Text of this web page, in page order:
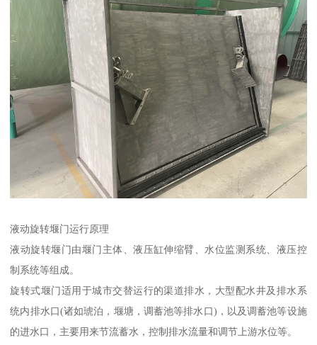
液动旋转堰门运行原理
液动旋转堰门由堰门主体、液压缸伸缩臂、水位监测系统、液压控
制系统等组成。
旋转式堰门适用于城市交替运行的渠道排水，大型配水井及排水系
统内排水口(诸如琥泊，堰塘，调蓄池等排水口)，以及调蓄池等设施
的进水口，主要用来节流蓄水，控制排水流量和调节上游水位等。